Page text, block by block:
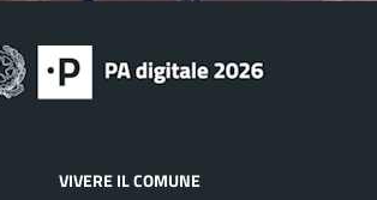
VIVERE IL COMUNE